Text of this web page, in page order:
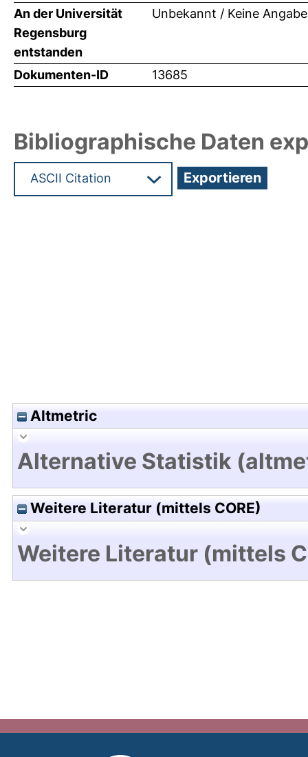
An der Universität
Regensburg
entstanden
Unbekannt / Keine Angabe
Dokumenten-ID 13685
Bibliographische Daten
Altmetric
Alternative Statistik
Weitere Literatur (mittels CORE)
Weitere Literatur (mittels